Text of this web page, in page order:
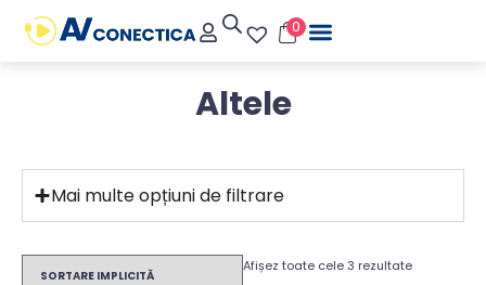
0
Altele
Mai multe opțiuni de filtrare
Afișez toate cele 3 rezultate